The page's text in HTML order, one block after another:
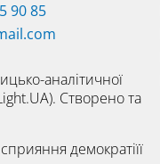
90 85
аналітичної
Створено та
демократіїї